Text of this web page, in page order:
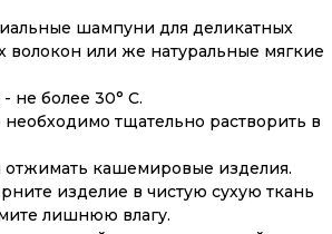
шампуни для деликатных
волокон или же натуральные мягкие
не более 30° С.
тщательно растворить в
отжимать кашемировые изделия.
изделие в чистую сухую ткань
лишнюю влагу.